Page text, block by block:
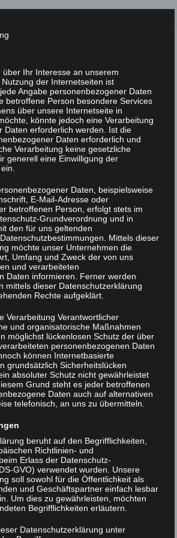
MÄRZ 2023
DSC07859 >
Ihr Interesse an unserem
der Internetseiten ist
Angabe personenbezogener Daten
betroffene Person besondere Services
über unsere Internetseite in
könnte jedoch eine Verarbeitung
Daten erforderlich werden. Ist die
Daten erforderlich und
Verarbeitung keine gesetzliche
generell eine Einwilligung der
Daten, beispielsweise
E-Mail-Adresse oder
betroffenen Person, erfolgt stets im
Grundverordnung und in
den für uns geltenden
Mittels dieser
möchte unser Unternehmen die
Umfang und Zweck der von uns
und verarbeiteten
Daten informieren. Ferner werden
mittels dieser Datenschutzerklärung
Rechte aufgeklärt.
Verarbeitung Verantwortlicher
und organisatorische Maßnahmen
möglichst lückenlosen Schutz der über
personenbezogenen Daten
können Internetbasierte
grundsätzlich Sicherheitslücken
absoluter Schutz nicht gewährleistet
Grund steht es jeder betroffenen
Daten auch auf alternativen
telefonisch, an uns zu übermitteln.
beruht auf den Begrifflichkeiten,
Richtlinien- und
Erlass der Datenschutz-
GVO) verwendet wurden. Unsere
soll sowohl für die Öffentlichkeit als
und Geschäftspartner einfach lesbar
Um dies zu gewährleisten, möchten
Begrifflichkeiten erläutern.
Datenschutzerklärung unter